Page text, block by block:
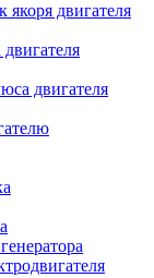
двигателя
двигателя